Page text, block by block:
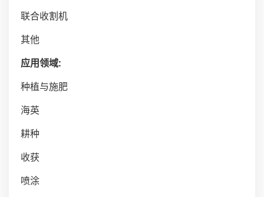
联合收割机
其他
应用领域:
种植与施肥
海英
耕种
收获
喷涂